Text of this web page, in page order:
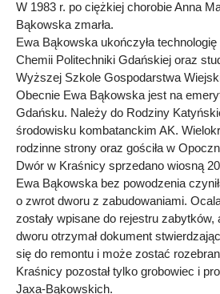
W 1983 r. po ciężkiej chorobie Anna
Bąkowska zmarła.
Ewa Bąkowska ukończyła
Chemii Politechniki Gdańskiej oraz
Wyższej Szkole Gospodarstwa
Obecnie Ewa Bąkowska jest na
Gdańsku. Należy do Rodziny
środowisku kombatanckim AK.
rodzinne strony oraz gościła w
Dwór w Kraśnicy sprzedano wiosną
Ewa Bąkowska bez powodzenia
o zwrot dworu z zabudowaniami.
zostały wpisane do rejestru zabytków,
dworu otrzymał dokument
się do remontu i może zostać
Kraśnicy pozostał tylko grobowiec i
Jaxa-Bąkowskich.